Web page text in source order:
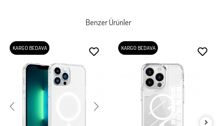
Benzer Ürünler
KARGO BEDAVA KARGO BEDAVA